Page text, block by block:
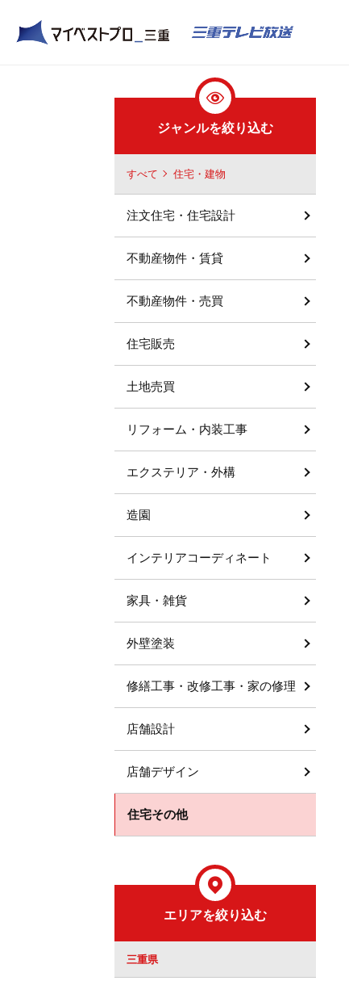
ジャンルを絞り込む
すべて 住宅・建物
注文住宅・住宅設計
不動産物件・賃貸
不動産物件・売買
住宅販売
土地売買
リフォーム・内装工事
エクステリア・外構
造園
インテリアコーディネート
家具・雑貨
外壁塗装
修繕工事・改修工事・家の修理
店舗設計
店舗デザイン
住宅その他
エリアを絞り込む
三重県